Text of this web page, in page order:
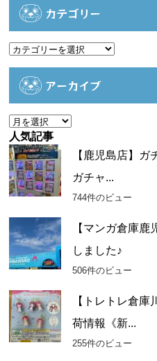
カテゴリー
カ
アーカイブ
ア
ー
カ
イ
ブ
人気記事
【鹿児島店】
ガチャ...
744件のビュー
【マンガ倉庫
しました♪
506件のビュー
【トレトレ倉庫
荷情報《新...
255件のビュー